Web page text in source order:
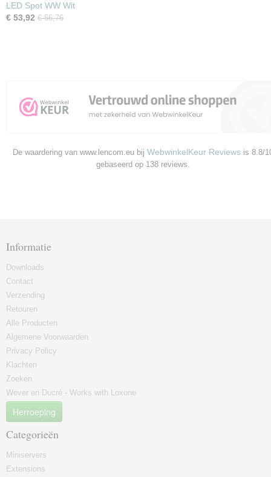
LED Spot WW Wit
€ 53,92 € 56,76
De waardering van www.lencom.eu bij WebwinkelKeur Reviewsis 8.8/
gebaseerd op 138 reviews.
Informatie
Downloads
Contact
Verzending
Retouren
Alle Producten
Algemene Voorwaarden
Privacy Policy
Klachten
Zoeken
Wever en Ducré - Works with Loxone
Herroeping
Categorieën
Miniservers
Extensions